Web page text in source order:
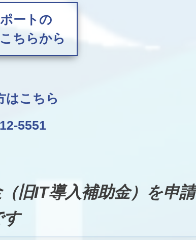
ートの
ちらから
はこちら
5551
旧IT導入補助金）を申請
す